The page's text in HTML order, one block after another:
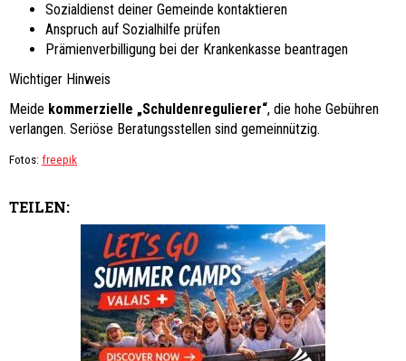
Sozialdienst deiner Gemeinde kontaktieren
Anspruch auf Sozialhilfe prüfen
Prämienverbilligung bei der Krankenkasse beantragen
Wichtiger Hinweis
Meide kommerzielle „Schuldenregulierer“, die hohe Gebühren
verlangen. Seriöse Beratungsstellen sind gemeinnützig.
Fotos: freepik
TEILEN: